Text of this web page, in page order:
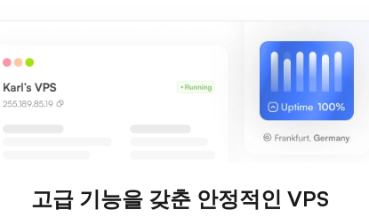
고급 기능을 갖춘 안정적인 VPS